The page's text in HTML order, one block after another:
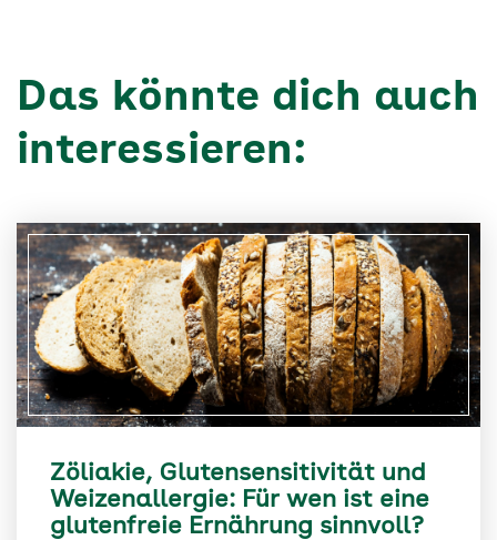
Das könnte dich auch
interessieren:
Zöliakie, Glutensensitivität und
Weizenallergie: Für wen ist eine
glutenfreie Ernährung sinnvoll?